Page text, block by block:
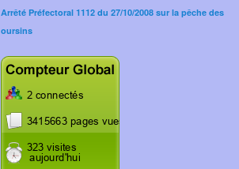
Arrêté Préfectoral 1112 du 27/10/2008 sur la pêche des
oursins